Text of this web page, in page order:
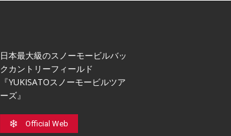
日本最⼤級のスノーモービルバッ
クカントリーフィールド
『YUKISATOスノーモービルツア
ーズ』
Official Web